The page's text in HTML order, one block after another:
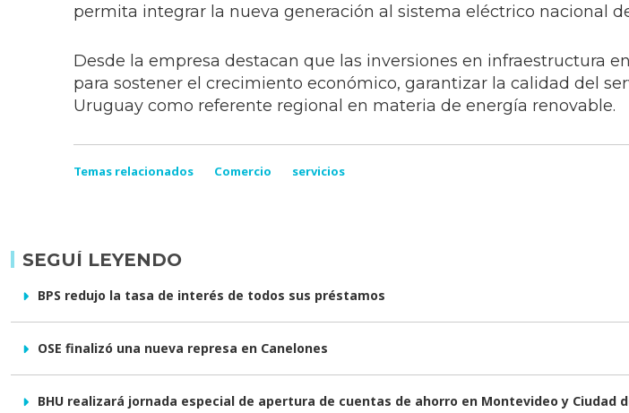
permita integrar la nueva generación al sistema eléctrico nacional
Desde la empresa destacan que las inversiones en infraestructura
para sostener el crecimiento económico, garantizar la calidad del
Uruguay como referente regional en materia de energía renovable.
Temas relacionados Comercio servicios
SEGUÍ LEYENDO
BPS redujo la tasa de interés de todos sus préstamos
OSE finalizó una nueva represa en Canelones
BHU realizará jornada especial de apertura de cuentas de ahorro en Montevideo y Ciudad